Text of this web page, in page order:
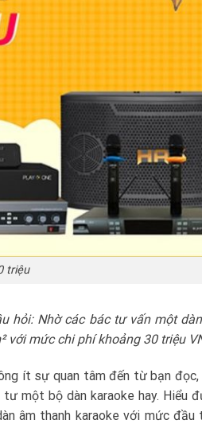
triệu
hỏi: Nhờ các bác tư vấn một
với mức chi phí khoảng 30 triệu
ít sự quan tâm đến từ bạn đọc,
một bộ dàn karaoke hay. Hiểu
âm thanh karaoke với mức